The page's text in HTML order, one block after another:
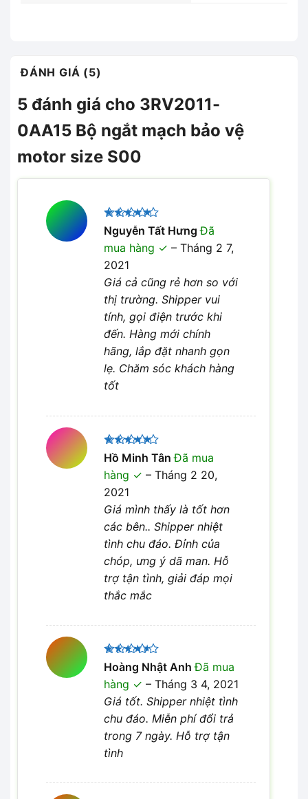
ĐÁNH GIÁ (5)
5 đánh giá cho 3RV2011-
0AA15 Bộ ngắt mạch bảo vệ
motor size S00
Được xếp
hạng 5
sao
Nguyễn Tất HưngĐã
mua hàng
– Tháng 2 7,
2021
Giá cả cũng rẻ hơn so với
thị trường. Shipper vui
tính, gọi điện trước khi
đến. Hàng mới chính
hãng, lắp đặt nhanh gọn
lẹ. Chăm sóc khách hàng
tốt
Được xếp
hạng55
sao
Hồ Minh TânĐã mua
hàng
– Tháng 2 20,
2021
Giá mình thấy là tốt hơn
các bên.. Shipper nhiệt
tình chu đáo. Đỉnh của
chóp, ưng ý dã man. Hỗ
trợ tận tình, giải đáp mọi
thắc mắc
Được
xếp hạng
45 sao
Hoàng Nhật AnhĐã mua
hàng
– Tháng 3 4, 2021
Giá tốt. Shipper nhiệt tình
chu đáo. Miễn phí đổi trả
trong 7 ngày. Hỗ trợ tận
tình